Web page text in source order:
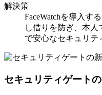
解決策
FaceWatchを導入す
し借りを防ぎ、本
で安心なセキュリテ
セキュリティゲート